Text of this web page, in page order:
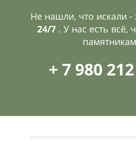
Не нашли, что искали -
24/7. У нас есть всё,
+ 7 980